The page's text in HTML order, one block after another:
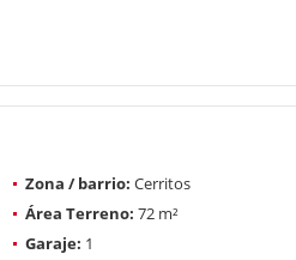
Zona / barrio: Cerritos
Área Terreno: 72 m²
Garaje: 1